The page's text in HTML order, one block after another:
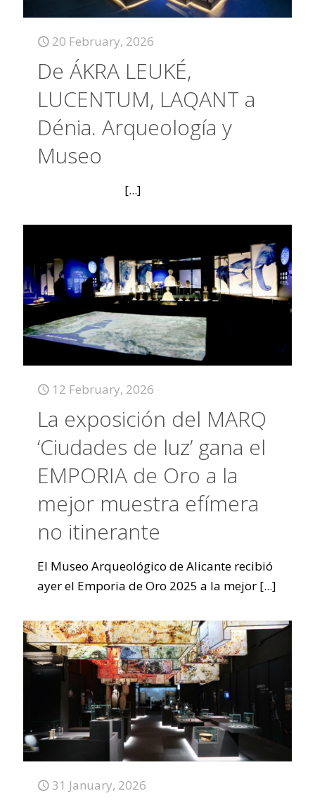
20 February, 2026
De ÁKRA LEUKÉ,
LUCENTUM, LAQANT a
Dénia. Arqueología y
Museo
[...]
12 February, 2026
La exposición del MARQ
‘Ciudades de luz’ gana el
EMPORIA de Oro a la
mejor muestra efímera
no itinerante
El Museo Arqueológico de Alicante recibió
ayer el Emporia de Oro 2025 a la mejor [...]
31 January, 2026